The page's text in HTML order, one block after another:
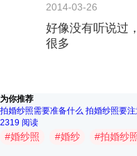
2014-03-26
好像没有听说过
很多
为你推荐
拍婚纱照需要准备什么 拍婚纱照要注
2319 阅读
#婚纱照 #婚纱 #拍婚纱